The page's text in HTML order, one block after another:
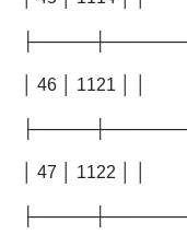
│ 46 │ 1121 │ │
│ 47 │ 1122 │ │